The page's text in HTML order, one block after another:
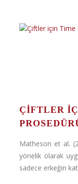
ÇIFTLER
Matheson et al.
yönelik olarak
sadece erkeğin